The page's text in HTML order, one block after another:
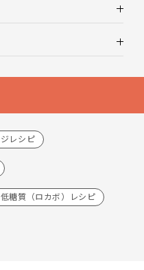
レシピ
糖質（ロカボ）レシピ